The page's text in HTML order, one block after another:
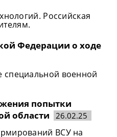
Российская
Федерации о ходе
военной
попытки
области
26.02.25
ВСУ на